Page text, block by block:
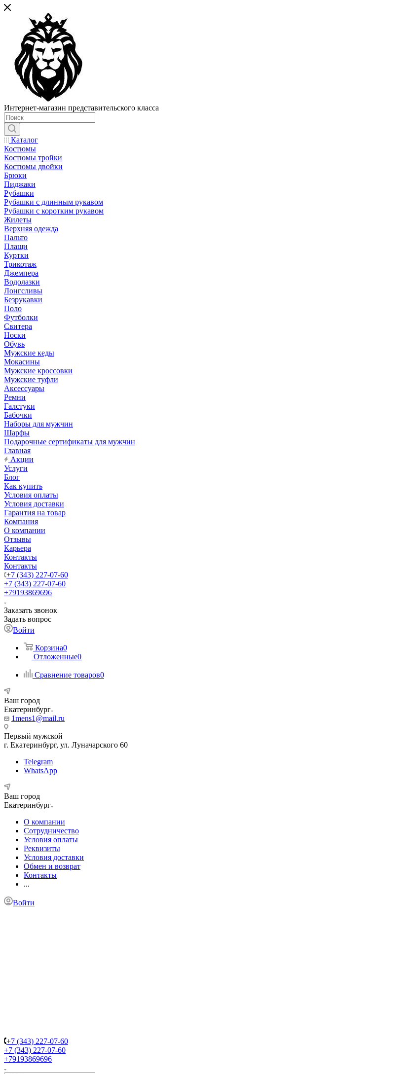
Интернет-магазин представительского класса
Каталог
Костюмы
Костюмы тройки
Костюмы двойки
Брюки
Пиджаки
Рубашки
Рубашки с длинным рукавом
Рубашки с коротким рукавом
Жилеты
Верхняя одежда
Пальто
Плащи
Куртки
Трикотаж
Джемпера
Водолазки
Лонгсливы
Безрукавки
Поло
Футболки
Свитера
Носки
Обувь
Мужские кеды
Мокасины
Мужские кроссовки
Мужские туфли
Аксессуары
Ремни
Галстуки
Бабочки
Наборы для мужчин
Шарфы
Подарочные сертификаты для мужчин
Главная
Акции
Услуги
Блог
Как купить
Условия оплаты
Условия доставки
Гарантия на товар
Компания
О компании
Отзывы
Карьера
Контакты
Контакты
+7 (343) 227-07-60
+7 (343) 227-07-60
+79193869696
Заказать звонок
Задать вопрос
Войти
Корзина0
Отложенные0
Сравнение товаров0
Ваш город
Екатеринбург
1mens1@mail.ru
Первый мужской
г. Екатеринбург, ул. Луначарского 60
Telegram
WhatsApp
Ваш город
Екатеринбург
О компании
Сотрудничество
Условия оплаты
Реквизиты
Условия доставки
Обмен и возврат
Контакты
...
Войти
+7 (343) 227-07-60
+7 (343) 227-07-60
+79193869696